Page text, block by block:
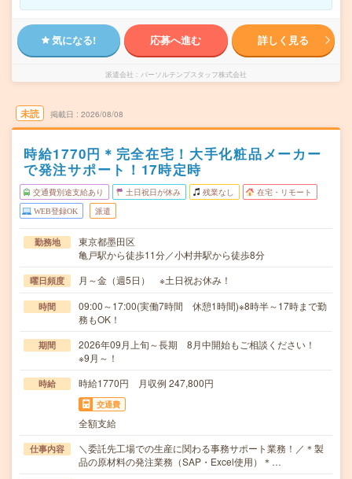
気になる! 応募へ進む 詳しく見る
派遣会社 パーソルテンプスタッフ株式会社
未読 掲載日 2026/08/08
時給1770円＊完全在宅！大手化粧品メーカー
で発注サポート！17時定時
交通費別途支給あり 土日祝日が休み 残業なし 在宅・リモート
WEB登録OK 派遣
勤務地
東京都墨田区
亀戸駅から徒歩11分／小村井駅から徒歩8分
曜日頻度 月～金（週5日） ※土日祝お休み！
時間
09:00～17:00(実働7時間 休憩1時間)※8時半～17時まで勤
務もOK！
期間
2026年09月上旬～長期 8月中開始もご相談ください！
※9月～！
時給 時給1770円 月収例 247,800円
交通費
全額支給
仕事内容
＼委託先工場での生産に関わる事務サポート業務！／＊製
品の原材料の発注業務（SAP・Excel使用）＊…